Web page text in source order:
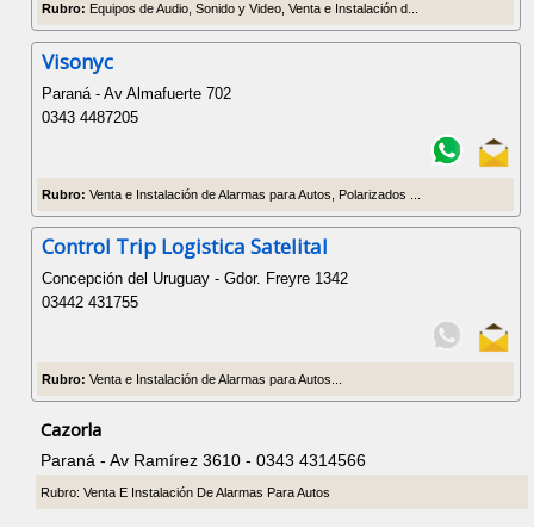
Rubro: Equipos de Audio, Sonido y Video, Venta e Instalación d...
Visonyc
Paraná - Av Almafuerte 702
0343 4487205
Rubro: Venta e Instalación de Alarmas para Autos, Polarizados ...
Control Trip Logistica Satelital
Concepción del Uruguay - Gdor. Freyre 1342
03442 431755
Rubro: Venta e Instalación de Alarmas para Autos...
Cazorla
Paraná - Av Ramírez 3610 - 0343 4314566
Rubro: Venta E Instalación De Alarmas Para Autos